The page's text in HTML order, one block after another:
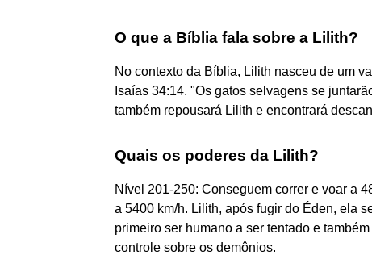
O que a Bíblia fala sobre a Lilith?
No contexto da Bíblia, Lilith nasceu de um
Isaías 34:14. "Os gatos selvagens se
também repousará Lilith e encontrará
Quais os poderes da Lilith?
Nível 201-250: Conseguem correr e voar a
a 5400 km/h. Lilith, após fugir do Éden, ela
primeiro ser humano a ser tentado e
controle sobre os demônios.